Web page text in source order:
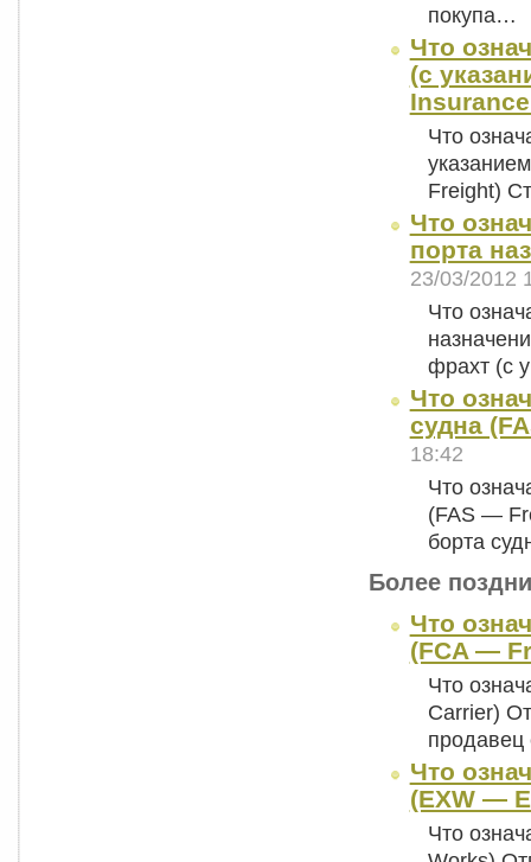
покупа…
Что
(с
Что
Freight)
Что
порта
23/03/2012
Что
фрахт (с
Что
судна
18:42
Что
(FAS —
борта
Более
Что
(FCA —
Что
Carrier)
продавец
Что
(EXW —
Что